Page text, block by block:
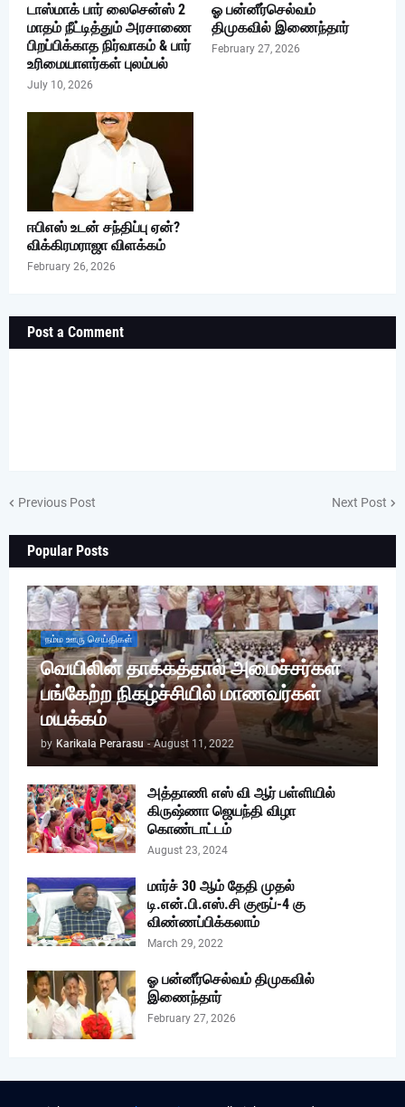
டாஸ்மாக் பார் லைசென்ஸ் 2
மாதம் நீட்டித்தும் அரசாணை
பிறப்பிக்காத நிர்வாகம் & பார்
உரிமையாளர்கள் புலம்பல்
July 10, 2026
ஓ பன்னீர்செல்வம்
திமுகவில் இணைந்தார்
February 27, 2026
ஈபிஎஸ் உடன் சந்திப்பு ஏன்?
விக்கிரமராஜா விளக்கம்
February 26, 2026
Post a Comment
Previous Post Next Post
Popular Posts
நம்ம ஊரு செய்திகள்
வெயிலின் தாக்கத்தால் அமைச்சர்கள்
பங்கேற்ற நிகழ்ச்சியில் மாணவர்கள்
மயக்கம்
by Karikala Perarasu - August 11, 2022
அத்தாணி எஸ் வி ஆர் பள்ளியில்
கிருஷ்ணா ஜெயந்தி விழா
கொண்டாட்டம்
August 23, 2024
மார்ச் 30 ஆம் தேதி முதல்
டி.என்.பி.எஸ்.சி குரூப்-4 கு
விண்ணப்பிக்கலாம்
March 29, 2022
ஓ பன்னீர்செல்வம் திமுகவில்
இணைந்தார்
February 27, 2026